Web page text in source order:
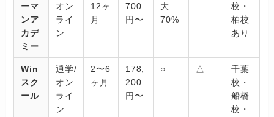
ーマ
ンア
カデ
ミー
オン
ライ
ン
12ヶ
月
700
円〜
大
70%
校・
柏校
あり
Win
スク
ール
通学/
オン
ライ
ン
2〜6
ヶ月
178,
200
円〜
○ △
千葉
校・
船橋
校・